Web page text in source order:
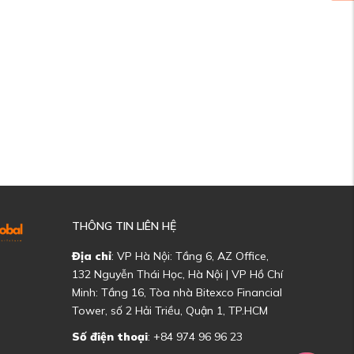
THÔNG TIN LIÊN HỆ
Địa chỉ: VP Hà Nội: Tầng 6, AZ Office,
132 Nguyễn Thái Học, Hà Nội | VP Hồ Chí
Minh: Tầng 16, Tòa nhà Bitexco Financial
Tower, số 2 Hải Triều, Quận 1, TP.HCM
Số điện thoại: +84 974 96 96 23